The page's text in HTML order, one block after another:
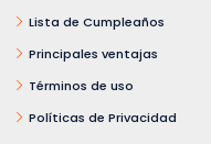
Lista de Cumpleaños
Principales ventajas
Términos de uso
Políticas de Privacidad